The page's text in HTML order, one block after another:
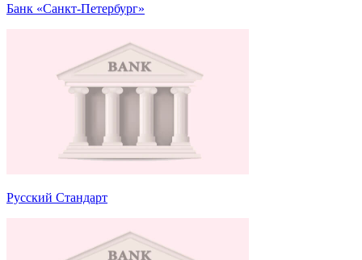
Банк «Санкт-Петербург»
Русский Стандарт